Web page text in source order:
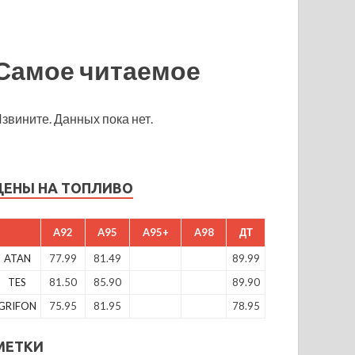
читаемое
Данных пока нет.
НА ТОПЛИВО
A92 A95 A95+ A98 ДТ
ATAN 77.99 81.49
89.99
TES
81.50 85.90
89.90
75.95 81.95 78.95